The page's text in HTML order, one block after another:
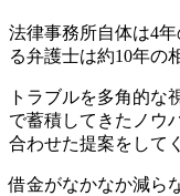
法律事務所自体は4
る弁護士は約10年の
トラブルを多角的な
で蓄積してきたノウ
合わせた提案をして
借金がなかなか減ら